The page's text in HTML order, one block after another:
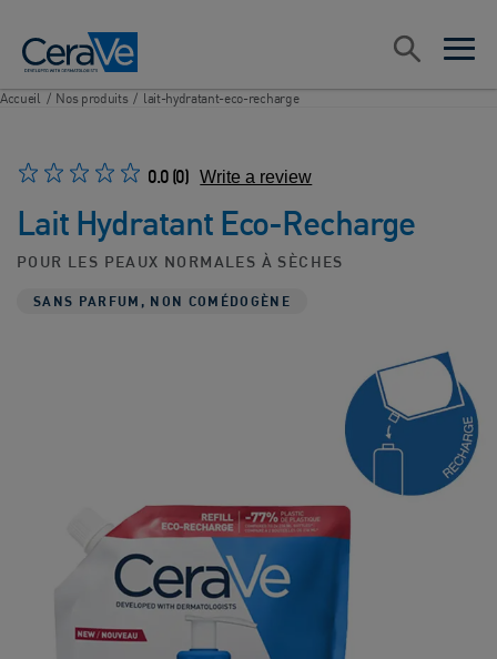
open
open
Rechercher
Accueil / Nos produits / lait-hydratant-eco-recharge
0.0 (0) Write a review
Lait Hydratant Eco-Recharge
POUR LES PEAUX NORMALES À SÈCHES
SANS PARFUM, NON COMÉDOGÈNE